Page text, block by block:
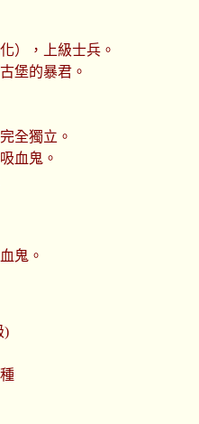
），上級士兵。
堡的暴君。
全獨立。
血鬼。
鬼。
)